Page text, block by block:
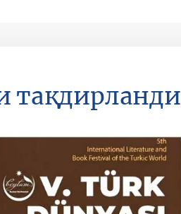
тақдирланди